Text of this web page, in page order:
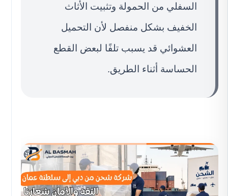
السفلي من الحمولة وتثبيت الأثاث
الخفيف بشكل منفصل لأن التحميل
العشوائي قد يسبب تلفًا لبعض القطع
الحساسة أثناء الطريق.